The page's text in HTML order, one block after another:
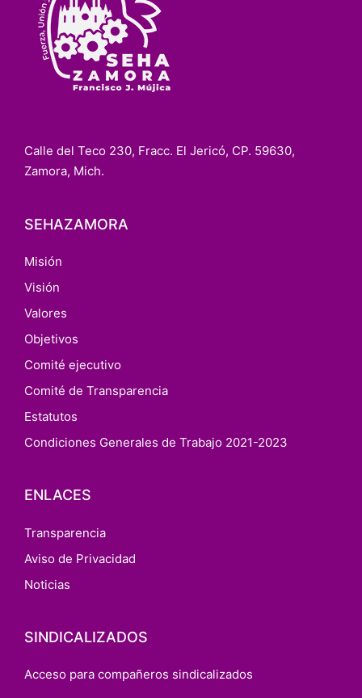
Calle del Teco 230, Fracc. El Jericó, CP. 59630,
Zamora, Mich.
SEHAZAMORA
Misión
Visión
Valores
Objetivos
Comité ejecutivo
Comité de Transparencia
Estatutos
Condiciones Generales de Trabajo 2021-2023
ENLACES
Transparencia
Aviso de Privacidad
Noticias
SINDICALIZADOS
Acceso para compañeros sindicalizados